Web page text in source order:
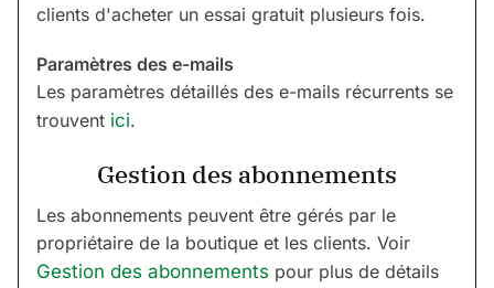
clients d'acheter un essai gratuit plusieurs fois.
Paramètres des e-mails
Les paramètres détaillés des e-mails récurrents se
trouvent ici.
Gestion des abonnements
Les abonnements peuvent être gérés par le
propriétaire de la boutique et les clients. Voir
Gestion des abonnements pour plus de détails